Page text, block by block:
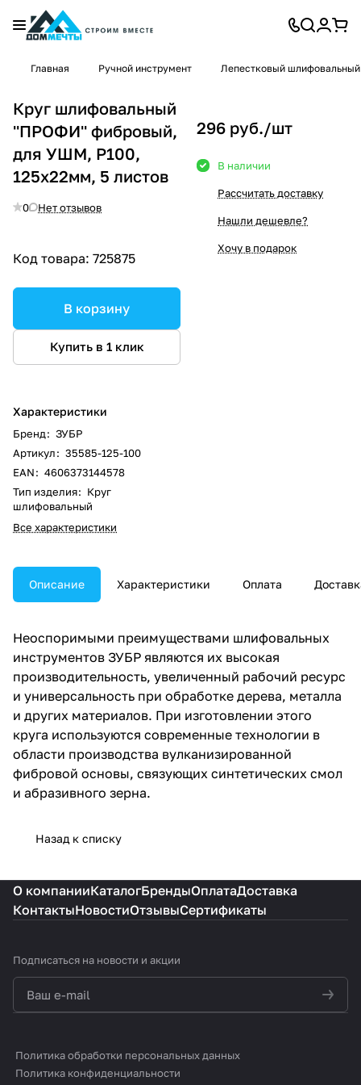
Главная Ручной инструмент Лепестковый шлифовальный
Круг шлифовальный
''ПРОФИ'' фибровый,
для УШМ, P100,
125х22мм, 5 листов
0 Нет отзывов
Код товара: 725875
В корзину
Купить в 1 клик
Характеристики
Бренд: ЗУБР
Артикул: 35585-125-100
EAN: 4606373144578
Тип изделия: Круг
шлифовальный
Все характеристики
296 руб./шт
В наличии
Рассчитать доставку
Нашли дешевле?
Хочу в подарок
Описание Характеристики Оплата
Неоспоримыми преимуществами шлифовальных
инструментов ЗУБР являются их высокая
производительность, увеличенный рабочий ресурс
и универсальность при обработке дерева, металла
и других материалов. При изготовлении этого
круга используются современные технологии в
области производства вулканизированной
фибровой основы, связующих синтетических смол
и абразивного зерна.
Назад к списку
О компанииКаталогБрендыОплатаДоставка
КонтактыНовостиОтзывыСертификаты
Подписаться на новости и акции
Политика обработки персональных данных
Политика конфиденциальности